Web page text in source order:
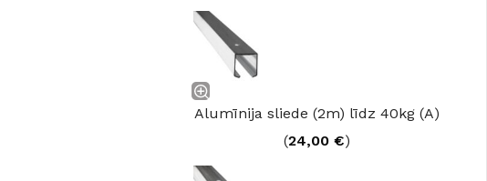
Alumīnija sliede (2m) līdz 40kg (A)
(24,00 €)